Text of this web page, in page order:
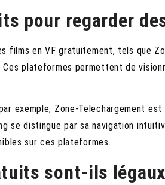
pour regarder
films en VF gratuitement, tels que
plateformes permettent de
exemple, Zone-Telechargement est
se distingue par sa navigation
sur ces plateformes.
sont-ils